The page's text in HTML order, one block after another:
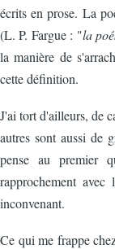
écrits en prose. La
(L. P. Fargue : "la
la manière de
cette définition.
J'ai tort d'ailleurs, de
autres sont aussi de
pense au
rapprochement
inconvenant.
Ce qui me frappe